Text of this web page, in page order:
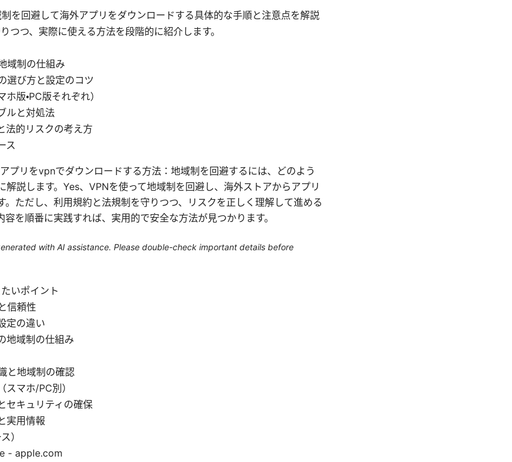
を回避して海外アプリをダウンロードする具体的な手順と注意点を解説
つつ、実際に使える方法を段階的に紹介します。
域制の仕組み
選び方と設定のコツ
版・PC版それぞれ）
ルと対処法
法的リスクの考え方
ス
プリをvpnでダウンロードする方法：地域制を回避するには、どのよう
解説します。Yes、VPNを使って地域制を回避し、海外ストアからアプリ
。ただし、利用規約と法規制を守りつつ、リスクを正しく理解して進める
容を順番に実践すれば、実用的で安全な方法が見つかります。
with AI assistance. Please double-check important details before
いポイント
信頼性
定の違い
地域制の仕組み
と地域制の確認
スマホ/PC別）
セキュリティの確保
実用情報
）
- apple.com